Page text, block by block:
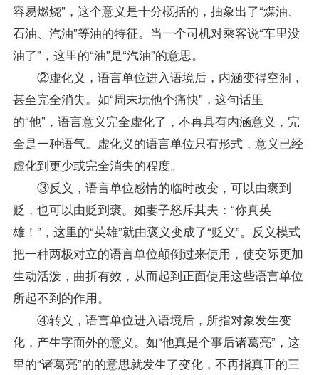
容易燃烧”，这个意义是十分概括的，抽象出了“煤油、
石油、汽油”等油的特征。当一个司机对乘客说“车里没
油了”，这里的“油”是“汽油”的意思。
②虚化义，语言单位进入语境后，内涵变得空洞，
甚至完全消失。如“周末玩他个痛快”，这句话里
的“他”，语言意义完全虚化了，不再具有内涵意义，完
全是一种语气。虚化义的语言单位只有形式，意义已经
虚化到更少或完全消失的程度。
③反义，语言单位感情的临时改变，可以由褒到
贬，也可以由贬到褒。如妻子怒斥其夫：“你真英
雄！”，这里的“英雄”就由褒义变成了“贬义”。反义模式
把一种两极对立的语言单位颠倒过来使用，使交际更加
生动活泼，曲折有效，从而起到正面使用这些语言单位
所起不到的作用。
④转义，语言单位进入语境后，所指对象发生变
化，产生字面外的意义。如“他真是个事后诸葛亮”，这
里的“诸葛亮”的的意思就发生了变化，不再指真正的三